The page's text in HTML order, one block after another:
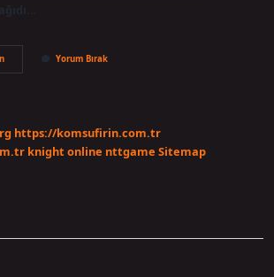
Sevk
Kağıdında
Yorum Bırak
https://komsufirin.com.tr
knight online nttgame Sitemap